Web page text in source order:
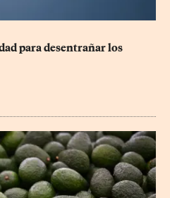
para desentrañar los